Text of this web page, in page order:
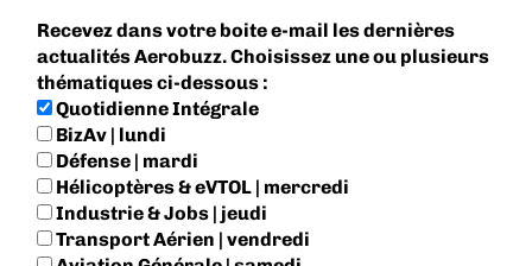
Recevez dans votre boite e-mail les dernières
actualités Aerobuzz. Choisissez une ou plusieurs
thématiques ci-dessous :
Quotidienne Intégrale
BizAv | lundi
Défense | mardi
Hélicoptères & eVTOL | mercredi
Industrie & Jobs | jeudi
Transport Aérien | vendredi